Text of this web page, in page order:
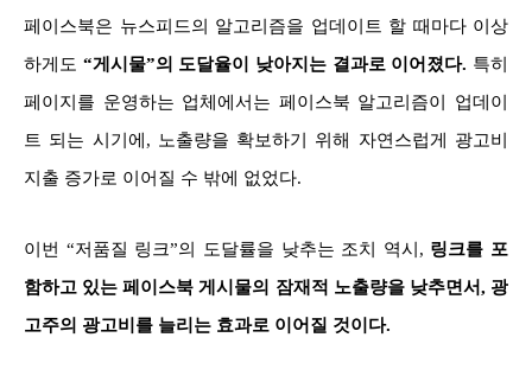
페이스북은 뉴스피드의 알고리즘을 업데이트 할 때마다 이상
하게도 “게시물”의 도달율이 낮아지는 결과로 이어졌다. 특히
페이지를 운영하는 업체에서는 페이스북 알고리즘이 업데이
트 되는 시기에, 노출량을 확보하기 위해 자연스럽게 광고비
지출 증가로 이어질 수 밖에 없었다.
이번 “저품질 링크”의 도달률을 낮추는 조치 역시, 링크를 포
함하고 있는 페이스북 게시물의 잠재적 노출량을 낮추면서, 광
고주의 광고비를 늘리는 효과로 이어질 것이다.